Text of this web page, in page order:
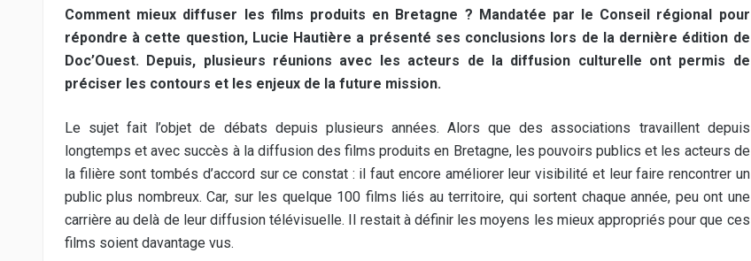
Comment mieux diffuser les films produits en Bretagne ? Mandatée par le Conseil régional pour
répondre à cette question, Lucie Hautière a présenté ses conclusions lors de la dernière édition de
Doc’Ouest. Depuis, plusieurs réunions avec les acteurs de la diffusion culturelle ont permis de
préciser les contours et les enjeux de la future mission.
Le sujet fait l’objet de débats depuis plusieurs années. Alors que des associations travaillent depuis
longtemps et avec succès à la diffusion des films produits en Bretagne, les pouvoirs publics et les acteurs de
la filière sont tombés d’accord sur ce constat : il faut encore améliorer leur visibilité et leur faire rencontrer un
public plus nombreux. Car, sur les quelque 100 films liés au territoire, qui sortent chaque année, peu ont une
carrière au delà de leur diffusion télévisuelle. Il restait à définir les moyens les mieux appropriés pour que ces
films soient davantage vus.